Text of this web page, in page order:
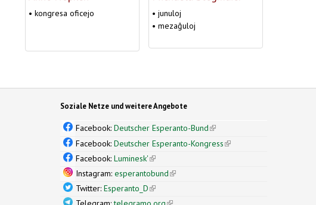
• kongresa oficejo
• junuloj
• mezaĝuloj
Soziale Netze und weitere Angebote
Facebook:Deutscher Esperanto-Bund(link is external)
Facebook:Deutscher Esperanto-Kongress(link is external)
Facebook:Luminesk'(link is external)
Instagram:esperantobund(link is external)
Twitter:Esperanto_D(link is external)